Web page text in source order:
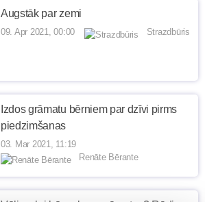
Augstāk par zemi
09. Apr 2021, 00:00 Strazdbūris
Izdos grāmatu bērniem par dzīvi pirms
piedzimšanas
03. Mar 2021, 11:19
Renāte Bērante